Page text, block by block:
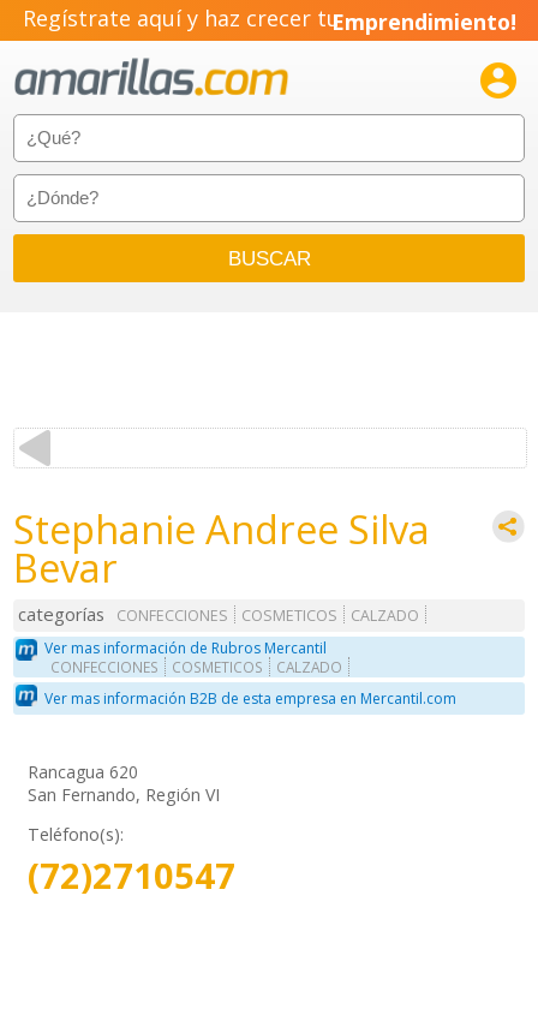
Regístrate aquí y haz crecer tuEmprendimiento!

Stephanie Andree Silva
Bevar
categorías CONFECCIONES COSMETICOS
CALZADO
Ver mas información de Rubros Mercantil
CONFECCIONES COSMETICOS CALZADO
Ver mas información B2B de esta empresa en Mercantil.com
Rancagua 620
San Fernando, Región VI
Teléfono(s):
(72)2710547